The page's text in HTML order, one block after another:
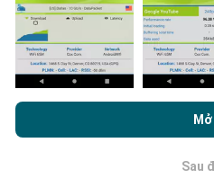
tất cả những gì bạn phải làm
nPerf trên điện thoại thông
nhiều dữ liệu, bản đồ sẽ
Mở
Sau
cũng
tôiThỏa thuận cấp
OK